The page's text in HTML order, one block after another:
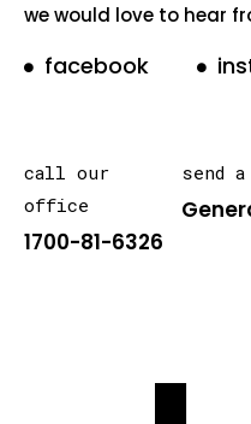
we would love to hear
facebook
call our
office
1700-81-6326
send a